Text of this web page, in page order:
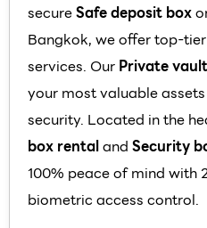
secureSafe deposit box
Bangkok, we offer top-tier
services. Our Private vault
your most valuable
security. Located in the
box rentaland Security
100% peace of mind with
biometric access control.